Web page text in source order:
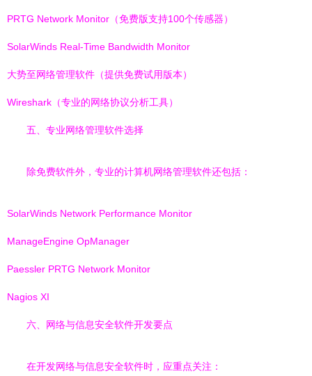
PRTG Network Monitor（免费版支持100个传感器）
SolarWinds Real-Time Bandwidth Monitor
大势至网络管理软件（提供免费试用版本）
Wireshark（专业的网络协议分析工具）
五、专业网络管理软件选择
除免费软件外，专业的计算机网络管理软件还包括：
SolarWinds Network Performance Monitor
ManageEngine OpManager
Paessler PRTG Network Monitor
Nagios XI
六、网络与信息安全软件开发要点
在开发网络与信息安全软件时，应重点关注：